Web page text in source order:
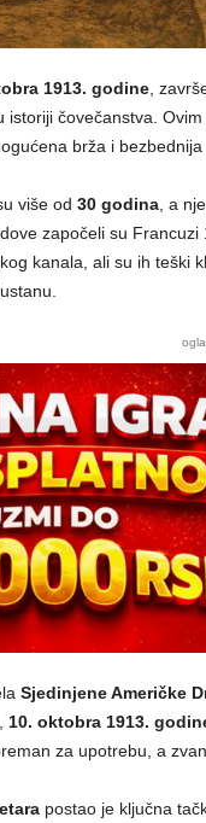
1913. godine,
istoriji čovečanstva.
brža i
više od 30 godina, a
započeli su
kanala, ali su ih teški
Sjedinjene Američke
10. oktobra 1913.
za upotrebu, a
postao je ključna